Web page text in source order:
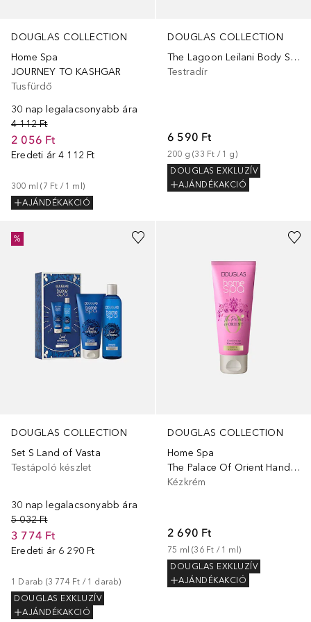
DOUGLAS COLLECTION
Home Spa
JOURNEY TO KASHGAR
Tusfürdő
30 nap legalacsonyabb ára
4 112 Ft
2 056 Ft
Eredeti ár 4 112 Ft
300 ml (7 Ft / 1 ml )
AJÁNDÉKAKCIÓ
DOUGLAS COLLECTION
The Lagoon Leilani Body Scrub
Testradír
6 590 Ft
200 g (33 Ft / 1 g)
DOUGLAS EXKLUZÍV
AJÁNDÉKAKCIÓ
DOUGLAS COLLECTION
Set S Land of Vasta
Testápoló készlet
30 nap legalacsonyabb ára
5 032 Ft
3 774 Ft
Eredeti ár 6 290 Ft
1 Darab (3 774 Ft / 1 darab)
DOUGLAS EXKLUZÍV
AJÁNDÉKAKCIÓ
%
DOUGLAS COLLECTION
Home Spa
The Palace Of Orient Hand Cream
Kézkrém
2 690 Ft
75 ml (36 Ft / 1 ml)
DOUGLAS EXKLUZÍV
AJÁNDÉKAKCIÓ